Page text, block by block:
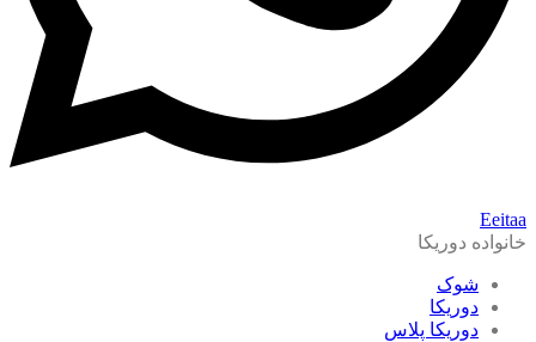
Eeitaa
خانواده دوریکا
شوک
دوریکا
دوریکا پلاس